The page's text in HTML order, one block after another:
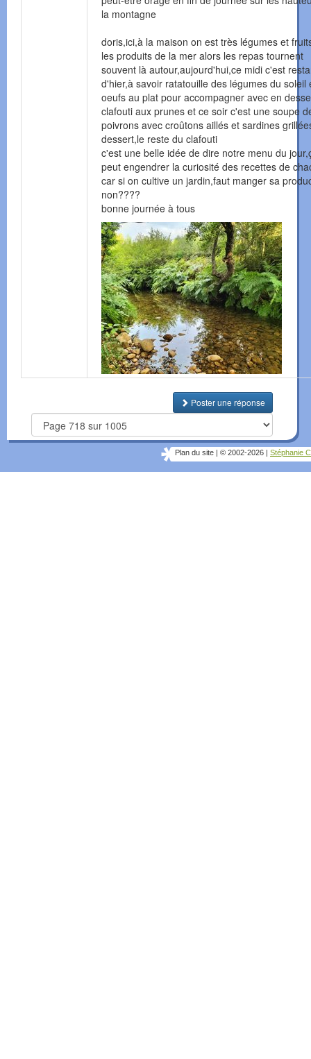
la montagne
doris,ici,à la maison on est très légumes et
les produits de la mer alors les repas tournent
souvent là autour,aujourd'hui,ce midi c'est
d'hier,à savoir ratatouille des légumes du soleil
oeufs au plat pour accompagner avec en
clafouti aux prunes et ce soir c'est une soupe
poivrons avec croûtons aillés et sardines
dessert,le reste du clafouti
c'est une belle idée de dire notre menu du
peut engendrer la curiosité des recettes de
car si on cultive un jardin,faut manger sa
non????
bonne journée à tous
Poster une réponse
Plan du site © 2002-2026 Stéphanie C